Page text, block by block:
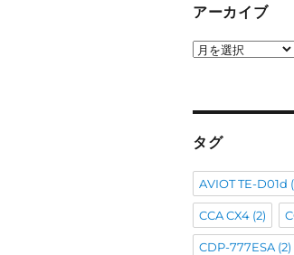
アーカイブ
ア
タグ
AVIOT TE-D01d
CCA CX4(2)
CDP-777ESA(2)